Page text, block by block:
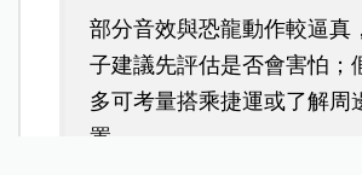
部分音效與恐龍動作較逼真
子建議先評估是否會害怕；
多可考量搭乘捷運或了解周
置。